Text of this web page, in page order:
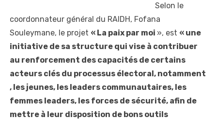
Selon le
coordonnateur général du RAIDH, Fofana
Souleymane, le projet « La paix par moi », est « une
initiative de sa structure qui vise à contribuer
au renforcement des capacités de certains
acteurs clés du processus électoral, notamment
, les jeunes, les leaders communautaires, les
femmes leaders, les forces de sécurité, afin de
mettre à leur disposition de bons outils